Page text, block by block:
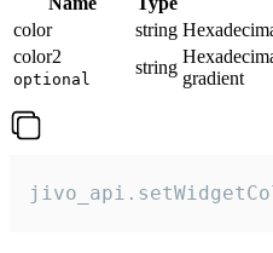
color
string
color2
optional
string
gradient